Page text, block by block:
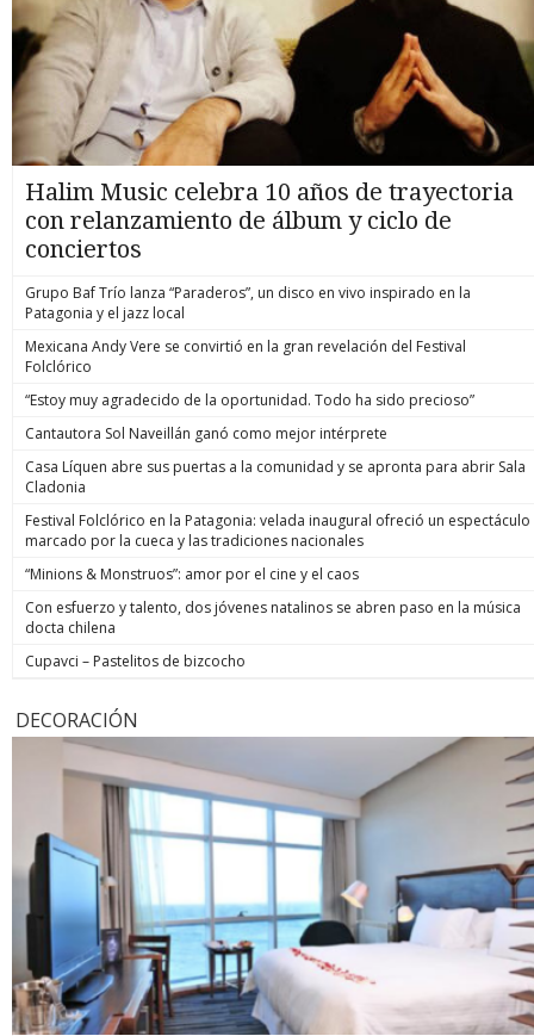
Halim Music celebra 10 años de trayectoria
con relanzamiento de álbum y ciclo de
conciertos
Grupo Baf Trío lanza “Paraderos”, un disco en vivo inspirado en la
Patagonia y el jazz local
Mexicana Andy Vere se convirtió en la gran revelación del Festival
Folclórico
“Estoy muy agradecido de la oportunidad. Todo ha sido precioso”
Cantautora Sol Naveillán ganó como mejor intérprete
Casa Líquen abre sus puertas a la comunidad y se apronta para abrir Sala
Cladonia
Festival Folclórico en la Patagonia: velada inaugural ofreció un espectáculo
marcado por la cueca y las tradiciones nacionales
“Minions & Monstruos”: amor por el cine y el caos
Con esfuerzo y talento, dos jóvenes natalinos se abren paso en la música
docta chilena
Cupavci – Pastelitos de bizcocho
DECORACIÓN